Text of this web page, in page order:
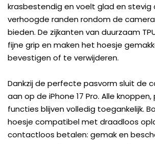
krasbestendig en voelt glad en stevig
verhoogde randen rondom de
bieden. De zijkanten van duurzaam
fijne grip en maken het hoesje
bevestigen of te verwijderen.
Dankzij de perfecte pasvorm sluit de
aan op de iPhone 17 Pro. Alle
functies blijven volledig toegankelijk.
hoesje compatibel met draadloos
contactloos betalen: gemak en